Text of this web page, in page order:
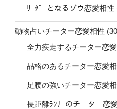
ﾘｰﾀﾞｰとなるゾウ恋愛相性
動物占いチーター恋愛相性
全力疾走するチーター恋
品格のあるチーター恋愛
足腰の強いチーター恋愛
長距離ﾗﾝﾅｰのチーター恋